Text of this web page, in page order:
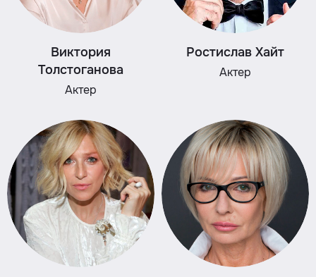
Виктория
Толстоганова
Актер
Ростислав Хайт
Актер